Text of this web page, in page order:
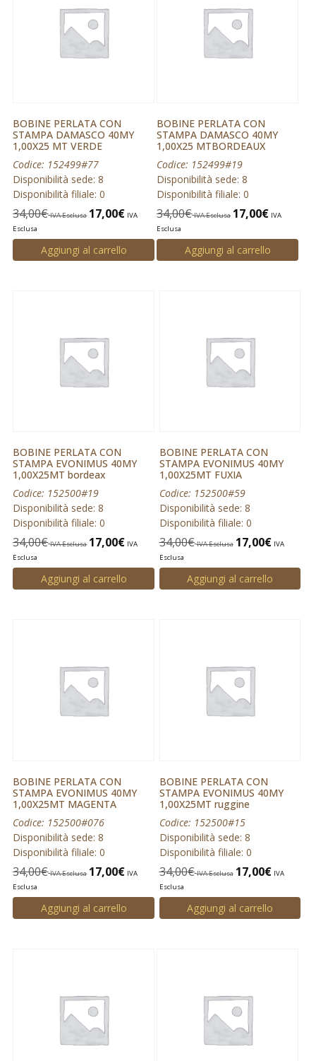
BOBINE PERLATA CON
STAMPA DAMASCO 40MY
1,00X25 MT VERDE
Codice: 152499#77
Disponibilità sede: 8
Disponibilità filiale: 0
34,00€ IVA Esclusa 17,00€ IVA
Esclusa
Aggiungi al carrello
BOBINE PERLATA CON
STAMPA DAMASCO 40MY
1,00X25 MTBORDEAUX
Codice: 152499#19
Disponibilità sede: 8
Disponibilità filiale: 0
34,00€ IVA Esclusa 17,00€ IVA
Esclusa
Aggiungi al carrello
BOBINE PERLATA CON
STAMPA EVONIMUS 40MY
1,00X25MT bordeax
Codice: 152500#19
Disponibilità sede: 8
Disponibilità filiale: 0
34,00€ IVA Esclusa 17,00€ IVA
Esclusa
Aggiungi al carrello
BOBINE PERLATA CON
STAMPA EVONIMUS 40MY
1,00X25MT FUXIA
Codice: 152500#59
Disponibilità sede: 8
Disponibilità filiale: 0
34,00€ IVA Esclusa 17,00€ IVA
Esclusa
Aggiungi al carrello
BOBINE PERLATA CON
STAMPA EVONIMUS 40MY
1,00X25MT MAGENTA
Codice: 152500#076
Disponibilità sede: 8
Disponibilità filiale: 0
34,00€ IVA Esclusa 17,00€ IVA
Esclusa
Aggiungi al carrello
BOBINE PERLATA CON
STAMPA EVONIMUS 40MY
1,00X25MT ruggine
Codice: 152500#15
Disponibilità sede: 8
Disponibilità filiale: 0
34,00€ IVA Esclusa 17,00€ IVA
Esclusa
Aggiungi al carrello